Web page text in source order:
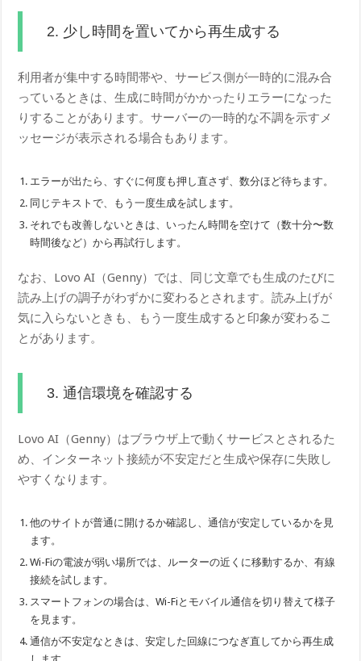
2. 少し時間を置いてから再生成する
利用者が集中する時間帯や、サービス側が一時的に混み合
っているときは、生成に時間がかかったりエラーになった
りすることがあります。サーバーの一時的な不調を示すメ
ッセージが表示される場合もあります。
エラーが出たら、すぐに何度も押し直さず、数分ほど待ちます。
同じテキストで、もう一度生成を試します。
それでも改善しないときは、いったん時間を空けて（数十分〜数
時間後など）から再試行します。
なお、Lovo AI（Genny）では、同じ文章でも生成のたびに
読み上げの調子がわずかに変わるとされます。読み上げが
気に入らないときも、もう一度生成すると印象が変わるこ
とがあります。
3. 通信環境を確認する
Lovo AI（Genny）はブラウザ上で動くサービスとされるた
め、インターネット接続が不安定だと生成や保存に失敗し
やすくなります。
他のサイトが普通に開けるか確認し、通信が安定しているかを見
ます。
Wi-Fiの電波が弱い場所では、ルーターの近くに移動するか、有線
接続を試します。
スマートフォンの場合は、Wi-Fiとモバイル通信を切り替えて様子
を見ます。
通信が不安定なときは、安定した回線につなぎ直してから再生成